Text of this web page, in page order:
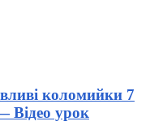
коломийки 7
Відео урок